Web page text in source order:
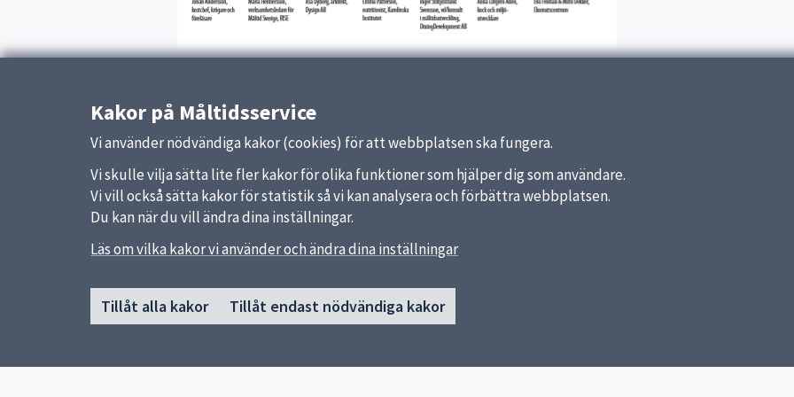
Kakor på Måltidsservice
Vi använder nödvändiga kakor (cookies) för att webbplatsen ska fungera.
Vi skulle vilja sätta lite fler kakor för olika funktioner som hjälper dig som användare.
Vi vill också sätta kakor för statistik så vi kan analysera och förbättra webbplatsen.
Du kan när du vill ändra dina inställningar.
Läs om vilka kakor vi använder och ändra dina inställningar
Tillåt alla kakor Tillåt endast nödvändiga kakor
SidfotHuvudmeny
Start
Våra kök och menyer
Genvägar
Vanliga frågor
Läs våra menyer